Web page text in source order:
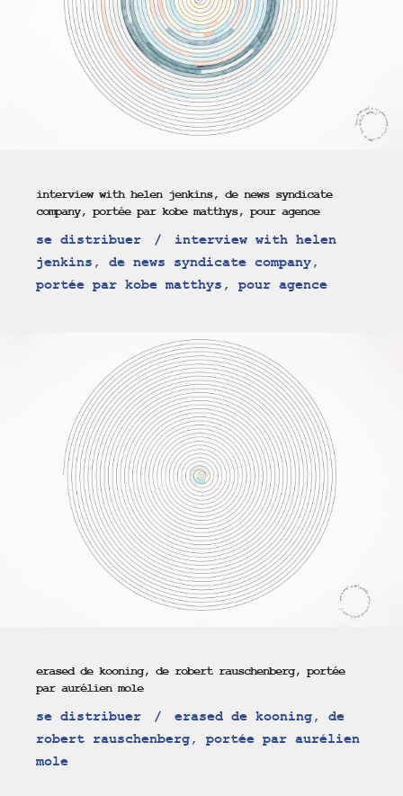
interview with helen jenkins, de news syndicate
company, portée par kobe matthys, pour agence
se distribuer
interview with helen
jenkins, de news syndicate company,
portée par kobe matthys, pour agence
erased de kooning, de robert rauschenberg, portée
par aurélien mole
se distribuer
erased de kooning, de
robert rauschenberg, portée par aurélien
mole